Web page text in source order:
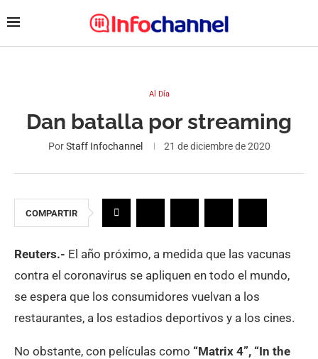
Al Día
Dan batalla por streaming
PorStaff Infochannel 21 de diciembre de 2020
COMPARTIR
Reuters.- El año próximo, a medida que las vacunas
contra el coronavirus se apliquen en todo el mundo,
se espera que los consumidores vuelvan a los
restaurantes, a los estadios deportivos y a los cines.
No obstante, con películas como “Matrix 4”, “In the